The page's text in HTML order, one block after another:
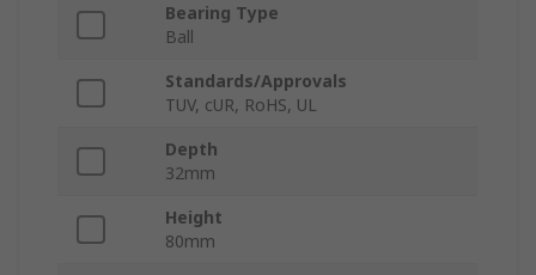
Bearing Type
Ball
Standards/Approvals
TUV, cUR, RoHS, UL
Depth
32mm
Height
80mm